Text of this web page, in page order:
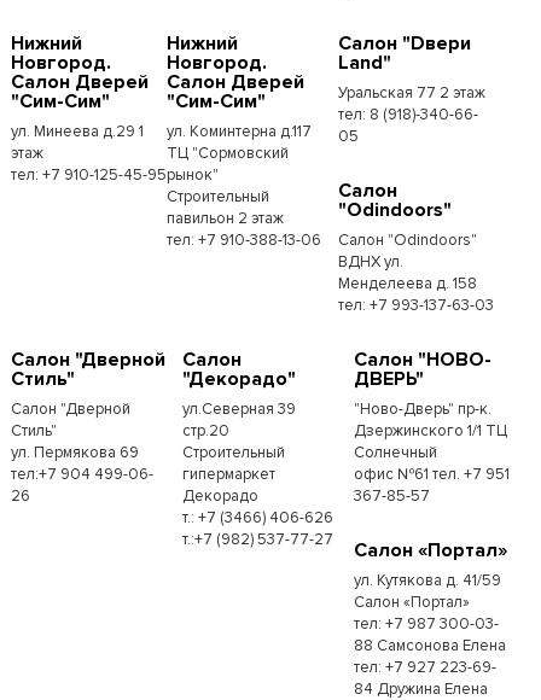
Нижний
Новгород.
Салон Дверей
"Сим-Сим"
ул. Минеева д.29 1
этаж
тел: +7 910-125-45-95
Нижний
Новгород.
Салон Дверей
"Сим-Сим"
ул. Коминтерна д.117
ТЦ "Сормовский
рынок"
Строительный
павильон 2 этаж
тел: +7 910-388-13-06
Салон "Dвери
Land"
Уральская 77 2 этаж
тел: 8 (918)-340-66-
05
Салон
"Odindoors"
Салон "Odindoors"
ВДНХ ул.
Менделеева д. 158
тел: +7 993-137-63-03
Салон "Дверной
Стиль"
Салон "Дверной
Стиль"
ул. Пермякова 69
тел:+7 904 499-06-
26
Салон
"Декорадо"
ул.Северная 39
стр.20
Строительный
гипермаркет
Декорадо
т.: +7 (3466) 406-626
т.:+7 (982) 537-77-27
Салон "НОВО-
ДВЕРЬ"
"Ново-Дверь" пр-к.
Дзержинского 1/1 ТЦ
Солнечный
офис №61 тел. +7 951
367-85-57
Салон «Портал»
ул. Кутякова д. 41/59
Салон «Портал»
тел: +7 987 300-03-
88 Самсонова Елена
тел: +7 927 223-69-
84 Дружина Елена